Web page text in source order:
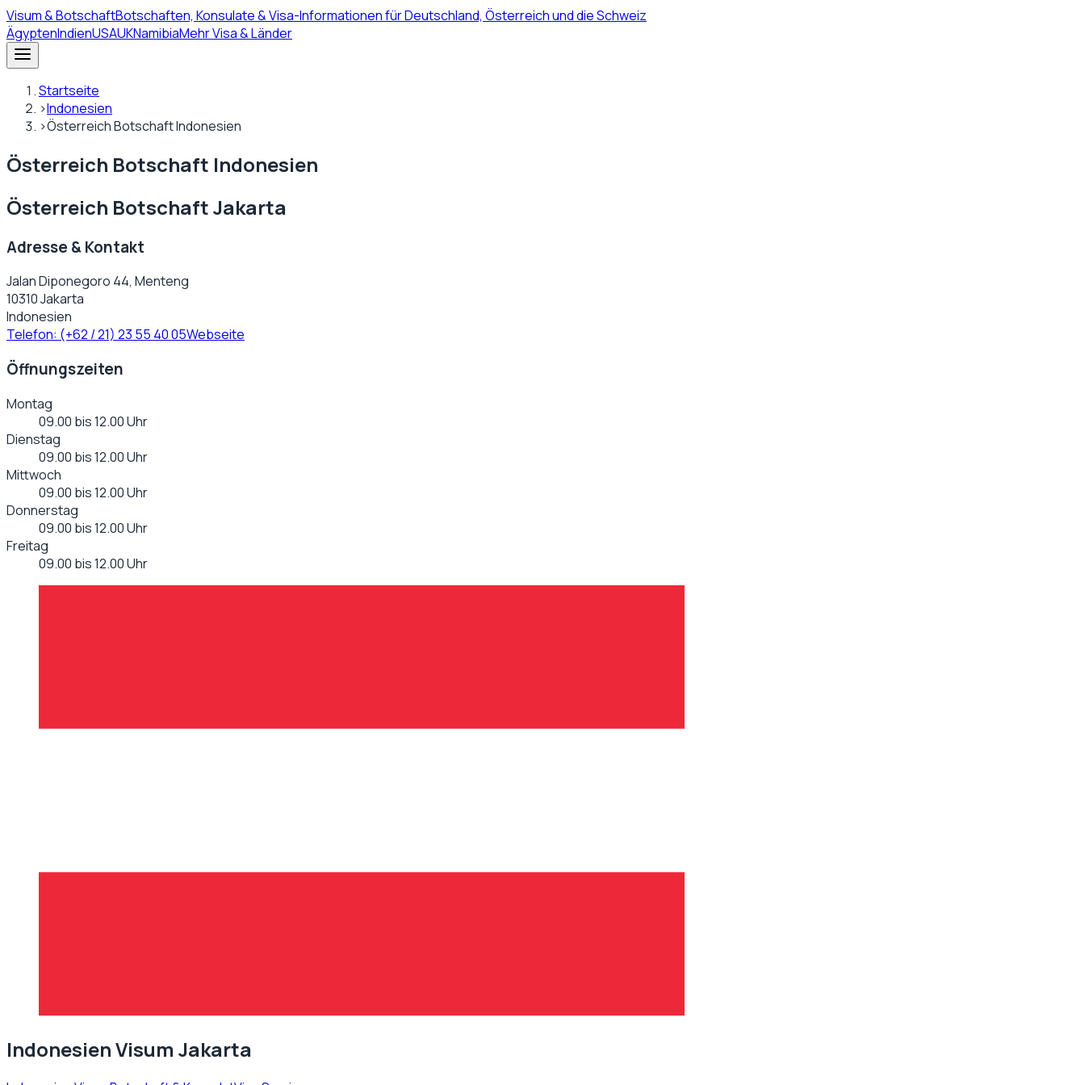
Visum& BotschaftBotschaften, Konsulate & Visa-Informationen für Deutschland, Österreich und die Schweiz
ÄgyptenIndienUSAUKNamibiaMehr Visa & Länder
Startseite
›Indonesien
›Österreich Botschaft Indonesien
Österreich Botschaft Indonesien
Österreich Botschaft Jakarta
Adresse & Kontakt
Jalan Diponegoro 44, Menteng
10310 Jakarta
Indonesien
Telefon: (+62 / 21) 23 55 40 05Webseite
Öffnungszeiten
Montag
09.00 bis 12.00 Uhr
Dienstag
09.00 bis 12.00 Uhr
Mittwoch
09.00 bis 12.00 Uhr
Donnerstag
09.00 bis 12.00 Uhr
Freitag
09.00 bis 12.00 Uhr
Indonesien Visum Jakarta